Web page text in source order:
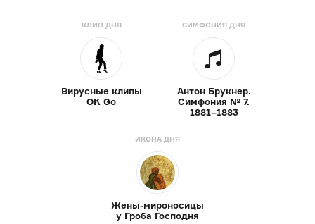
КЛИП ДНЯ
Вирусные клипы
OK Go
СИМФОНИЯ ДНЯ
Антон Брукнер.
Симфония № 7.
1881–1883
ИКОНА ДНЯ
Жены-мироносицы
у Гроба Господня